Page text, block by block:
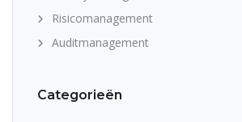
Risicomanagement
Auditmanagement
Categorieën